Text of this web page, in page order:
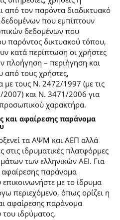
από τον παρόντα διαδικτυακό
που εμπίπτουν
δεδομένων που
παρόντος δικτυακού τόπου,
κατά περίπτωση οι χρήστες
πλοήγηση – περιήγηση και
από τους χρήστες,
με τους Ν. 2472/1997 (με τις
και Ν. 3471/2006 για
χαρακτήρα.
και αφαίρεσης παράνομα
τα ΑΨΜ και ΑΕΠ αλλά
στις ιδρυματικές πλατφόρμες
των ελληνικών ΑΕΙ. Για
παράνομα
με το ίδρυμα
περιεχόμενο, όπως ορίζει η
αφαίρεσης παράνομα
ιδρύματος.